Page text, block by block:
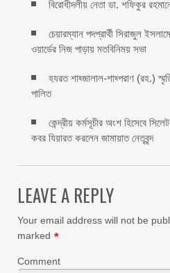
বিরোধীদলীয় নেতা ডা. শফিকুর
চেয়ারম্যান পদপ্রার্থী সিরাজুল
ওয়ার্ডের নিজ পাড়ায় মতবিনিময় সভা
হযরত শাহ্জালাল-শাহ্পরাণ (রহ.) স্মৃতি
পালিত ‎​
কেন্দ্রীয় কর্মসূচীর অংশ হিসেবে
কবর যিয়ারত করলেন জামায়াত নেতৃবৃন্দ ‎
LEAVE A REPLY
Your email address will not be
marked *
Comment